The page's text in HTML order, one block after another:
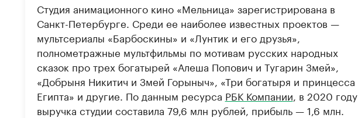
Студия анимационного кино «Мельница» зарегистрирована в
Санкт-Петербурге. Среди ее наиболее известных проектов —
мультсериалы «Барбоскины» и «Лунтик и его друзья»,
полнометражные мультфильмы по мотивам русских народных
сказок про трех богатырей «Алеша Попович и Тугарин Змей»,
«Добрыня Никитич и Змей Горыныч», «Три богатыря и принцесса
Египта» и другие. По данным ресурса РБК Компании , в 2020 году
выручка студии составила 79,6 млн рублей, прибыль — 1,6 млн.